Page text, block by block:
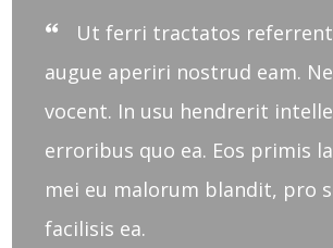
Ut ferri tractatos
augue aperiri nostrud eam.
vocent. In usu hendrerit
erroribus quo ea. Eos primis
mei eu malorum blandit, pro
facilisis ea.